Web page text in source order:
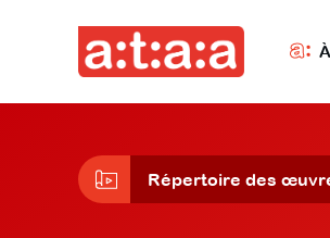
Répertoire des